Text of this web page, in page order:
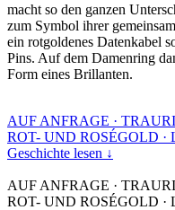
macht so den ganzen
zum Symbol ihrer
ein rotgoldenes Datenkabel
Pins. Auf dem Damenring
Form eines Brillanten.
AUF ANFRAGE ·
ROT- UND ROSÉGOLD ·
Geschichte lesen ↓
AUF ANFRAGE ·
ROT- UND ROSÉGOLD ·